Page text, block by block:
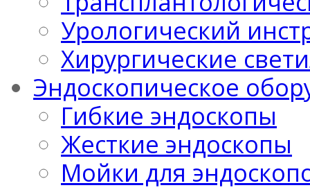
Урологический
Хирургические
Эндоскопическое
Гибкие эндоскопы
Жесткие эндоскопы
Мойки для